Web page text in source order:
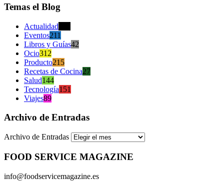
Temas el Blog
Actualidad
Eventos211
Libros y Guías42
Ocio312
Producto215
Recetas de Cocina27
Salud144
Tecnología151
Viajes89
Archivo de Entradas
Archivo de Entradas
FOOD SERVICE MAGAZINE
info@foodservicemagazine.es